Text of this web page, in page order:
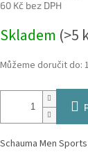
60 Kč bez DPH
cena:
Skladem (>5
Můžeme doručit do:
Schauma Men